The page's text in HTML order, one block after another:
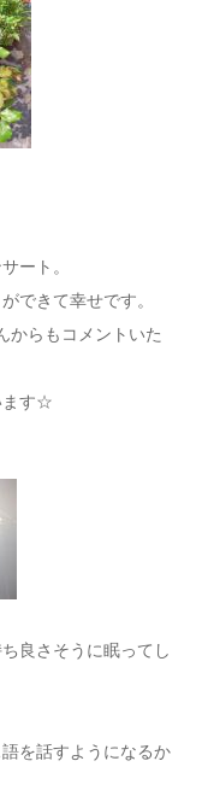
ート。
できて幸せです。
からもコメントいた
ます☆
良さそうに眠ってし
を話すようになるか